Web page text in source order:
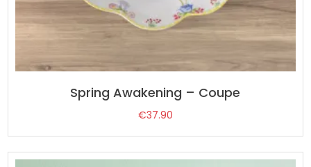
Spring Awakening – Coupe
€37.90